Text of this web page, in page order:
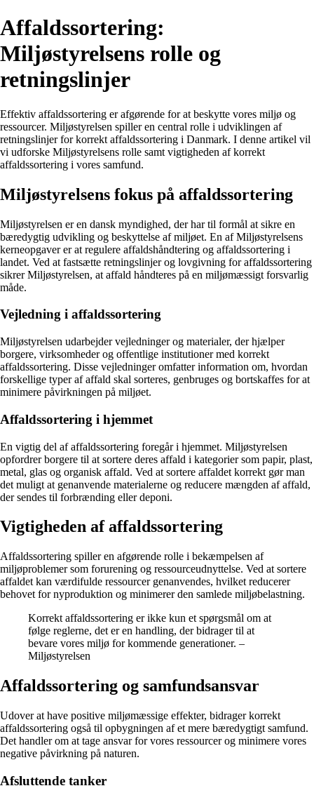
Affaldssortering:
Miljøstyrelsens rolle og
retningslinjer
Effektiv affaldssortering er afgørende for at beskytte vores miljø og
ressourcer. Miljøstyrelsen spiller en central rolle i udviklingen af
retningslinjer for korrekt affaldssortering i Danmark. I denne artikel vil
vi udforske Miljøstyrelsens rolle samt vigtigheden af korrekt
affaldssortering i vores samfund.
Miljøstyrelsens fokus på affaldssortering
Miljøstyrelsen er en dansk myndighed, der har til formål at sikre en
bæredygtig udvikling og beskyttelse af miljøet. En af Miljøstyrelsens
kerneopgaver er at regulere affaldshåndtering og affaldssortering i
landet. Ved at fastsætte retningslinjer og lovgivning for affaldssortering
sikrer Miljøstyrelsen, at affald håndteres på en miljømæssigt forsvarlig
måde.
Vejledning i affaldssortering
Miljøstyrelsen udarbejder vejledninger og materialer, der hjælper
borgere, virksomheder og offentlige institutioner med korrekt
affaldssortering. Disse vejledninger omfatter information om, hvordan
forskellige typer af affald skal sorteres, genbruges og bortskaffes for at
minimere påvirkningen på miljøet.
Affaldssortering i hjemmet
En vigtig del af affaldssortering foregår i hjemmet. Miljøstyrelsen
opfordrer borgere til at sortere deres affald i kategorier som papir, plast,
metal, glas og organisk affald. Ved at sortere affaldet korrekt gør man
det muligt at genanvende materialerne og reducere mængden af affald,
der sendes til forbrænding eller deponi.
Vigtigheden af affaldssortering
Affaldssortering spiller en afgørende rolle i bekæmpelsen af
miljøproblemer som forurening og ressourceudnyttelse. Ved at sortere
affaldet kan værdifulde ressourcer genanvendes, hvilket reducerer
behovet for nyproduktion og minimerer den samlede miljøbelastning.
Korrekt affaldssortering er ikke kun et spørgsmål om at
følge reglerne, det er en handling, der bidrager til at
bevare vores miljø for kommende generationer. –
Miljøstyrelsen
Affaldssortering og samfundsansvar
Udover at have positive miljømæssige effekter, bidrager korrekt
affaldssortering også til opbygningen af et mere bæredygtigt samfund.
Det handler om at tage ansvar for vores ressourcer og minimere vores
negative påvirkning på naturen.
Afsluttende tanker